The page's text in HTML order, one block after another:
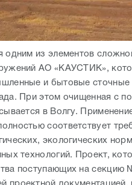
одним из элементов
АО «КАУСТИК»,
и бытовые
При этом очищенная с
в Волгу.
соответствует
экологических
технологий. Проект,
поступающих на секцию